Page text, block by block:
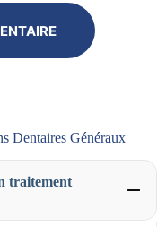
Dentaires Généraux
traitement